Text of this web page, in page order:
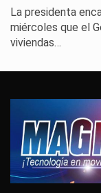
La presidenta
miércoles que el
viviendas…